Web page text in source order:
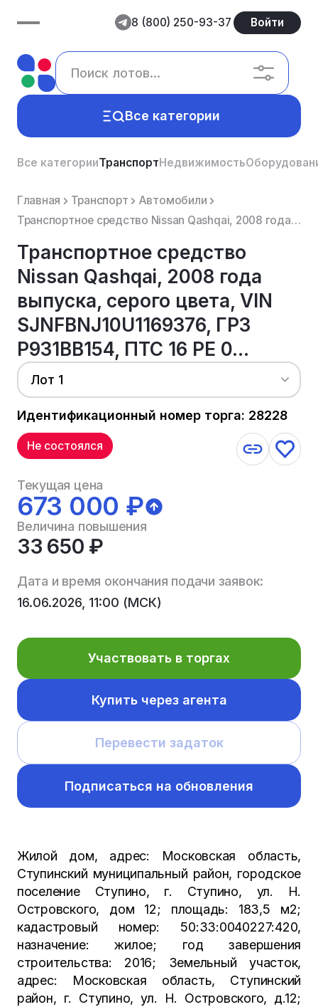
8 (800) 250-93-37 Войти
Все категории
Все категорииТранспортНедвижимость
Главная Транспорт
Автомобили
Транспортное средство Nissan Qashqai, 2008 года выпуска, серого цвета, VIN SJNFBNJ10U1169376, ГРЗ Р9...
Транспортное средство
Nissan Qashqai, 2008 года
выпуска, серого цвета, VIN
SJNFBNJ10U1169376, ГРЗ
Р931ВВ154, ПТС 16 РЕ 0...
Лот 1
Идентификационный номер торга: 28228
Не состоялся
Текущая цена
673 000 ₽
Величина повышения
33 650 ₽
Дата и время окончания подачи заявок:
16.06.2026, 11:00 (МСК)
Участвовать в торгах
Купить через агента
Перевести задаток
Подписаться на обновления
Жилой дом, адрес: Московская область,
Ступинский муниципальный район, городское
поселение Ступино, г. Ступино, ул. Н.
Островского, дом 12; площадь: 183,5 м2;
кадастровый номер: 50:33:0040227:420,
назначение: жилое; год завершения
строительства: 2016; Земельный участок,
адрес: Московская область, Ступинский
район, г. Ступино, ул. Н. Островского, д.12;